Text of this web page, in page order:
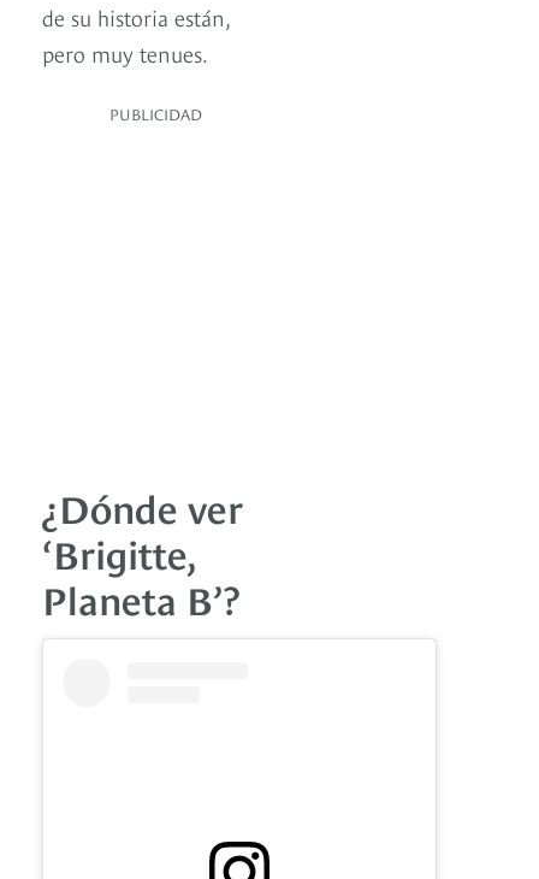
de su historia están,
pero muy tenues.
PUBLICIDAD
¿Dónde ver
‘Brigitte,
Planeta B’?